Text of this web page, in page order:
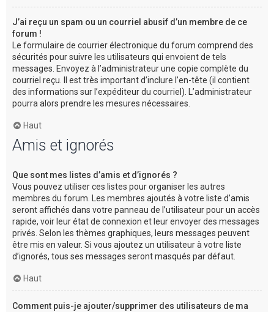
J’ai reçu un spam ou un courriel abusif d’un membre de ce
forum !
Le formulaire de courrier électronique du forum comprend des
sécurités pour suivre les utilisateurs qui envoient de tels
messages. Envoyez à l’administrateur une copie complète du
courriel reçu. Il est très important d’inclure l’en-tête (il contient
des informations sur l’expéditeur du courriel). L’administrateur
pourra alors prendre les mesures nécessaires.
Haut
Amis et ignorés
Que sont mes listes d’amis et d’ignorés ?
Vous pouvez utiliser ces listes pour organiser les autres
membres du forum. Les membres ajoutés à votre liste d’amis
seront affichés dans votre panneau de l’utilisateur pour un accès
rapide, voir leur état de connexion et leur envoyer des messages
privés. Selon les thèmes graphiques, leurs messages peuvent
être mis en valeur. Si vous ajoutez un utilisateur à votre liste
d’ignorés, tous ses messages seront masqués par défaut.
Haut
Comment puis-je ajouter/supprimer des utilisateurs de ma